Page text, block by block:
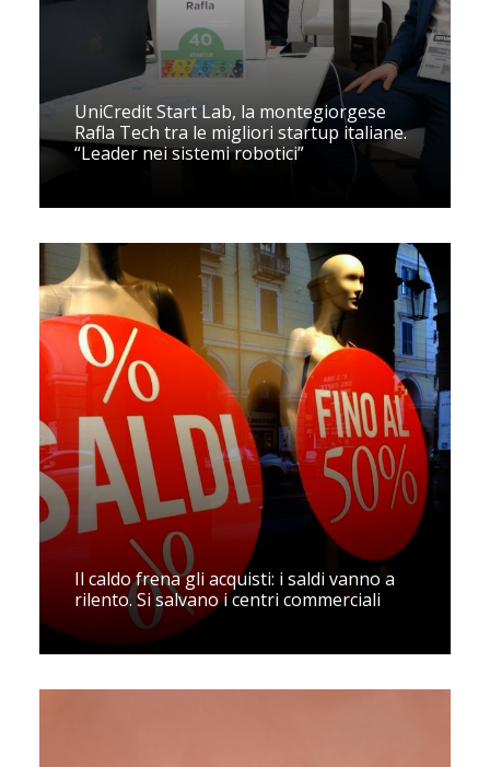
UniCredit Start Lab, la montegiorgese
Rafla Tech tra le migliori startup italiane.
“Leader nei sistemi robotici”
Il caldo frena gli acquisti: i saldi vanno a
rilento. Si salvano i centri commerciali